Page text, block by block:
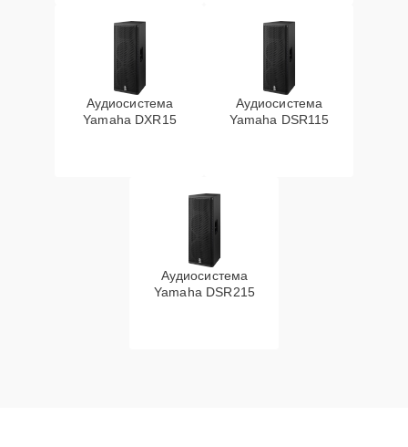
Аудиосистема
Yamaha DXR15
Аудиосистема
Yamaha DSR115
Аудиосистема
Yamaha DSR215